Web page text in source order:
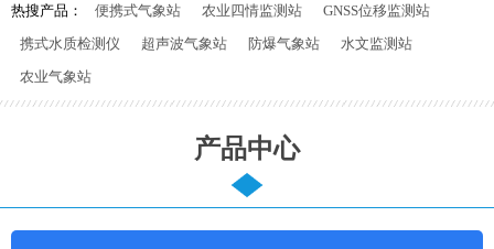
热搜产品： 便携式气象站 农业四情监测站
GNSS位移监测站
携式水质检测仪
超声波气象站 防爆气象站
水文监测站
农业气象站
产品中心